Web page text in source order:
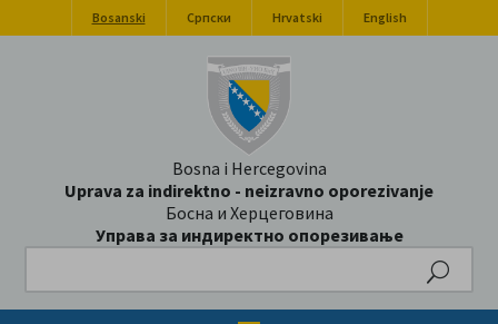
Bosanski Српски Hrvatski English
Bosna i Hercegovina
Uprava za indirektno - neizravno oporezivanje
Босна и Херцеговина
Управа за индиректно опорезивање